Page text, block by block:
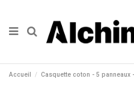
Accueil Casquette coton - 5 panneaux